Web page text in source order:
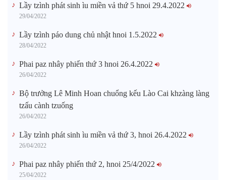
Lầy tzình phát sinh ìu miền vả thứ 5 hnoi 29.4.2022
29/04/2022
Lầy tzình páo dung chủ nhật hnoi 1.5.2022
28/04/2022
Phai paz nhây phiến thứ 3 hnoi 26.4.2022
26/04/2022
Bộ trưởng Lê Minh Hoan chuổng kếu Lào Cai khzàng làng
tzấu cành tzuống​
26/04/2022
Lầy tzình phát sinh ìu miền vả thứ 3, hnoi 26.4.2022
26/04/2022
Phai paz nhây phiến thứ 2, hnoi 25/4/2022
25/04/2022